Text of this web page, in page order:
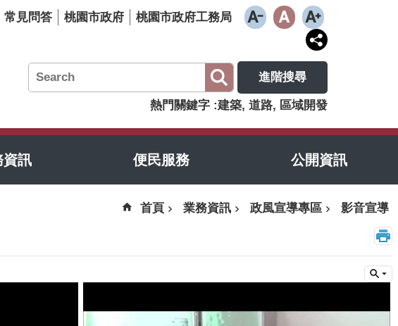
常見問答 桃園市政府 桃園市政府工務局
進階搜尋
熱門關鍵字 建築 道路 區域開發
資訊 便民服務 公開資訊
首頁 業務資訊 政風宣導專區 影音宣導